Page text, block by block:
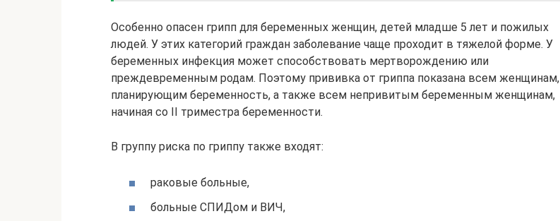
Особенно опасен грипп для беременных женщин, детей младше 5 лет и пожилых
людей. У этих категорий граждан заболевание чаще проходит в тяжелой форме. У
беременных инфекция может способствовать мертворождению или
преждевременным родам. Поэтому прививка от гриппа показана всем женщинам,
планирующим беременность, а также всем непривитым беременным женщинам,
начиная со II триместра беременности.
В группу риска по гриппу также входят:
раковые больные,
больные СПИДом и ВИЧ,